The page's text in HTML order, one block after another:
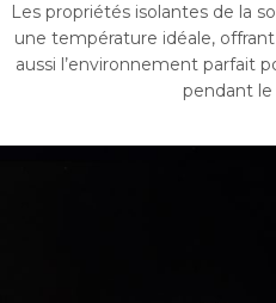
Les propriétés isolantes de la
une température idéale,
aussi l’environnement parfait
pendant